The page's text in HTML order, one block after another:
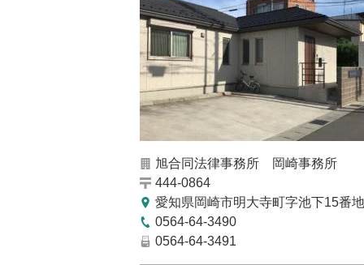
旭合同法律事務所 岡崎事務所
444-0864
愛知県岡崎市明大寺町字池下15番
0564-64-3490
0564-64-3491